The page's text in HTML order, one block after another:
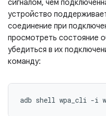
сигналом, чем
устройство
соединение при
просмотреть состояние
убедиться в их
команду: